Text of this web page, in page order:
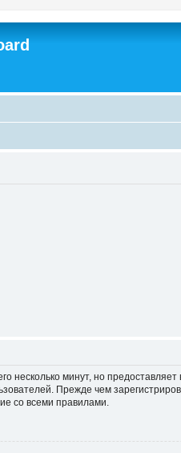
несколько минут, но
Прежде чем
со всеми правилами.